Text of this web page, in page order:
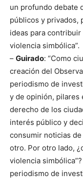
un profundo debate
públicos y privados,
ideas para
violencia simbólica”.
– Guirado: “Como
creación del
periodismo de
y de opinión, pilares
derecho de los
interés público y
consumir noticias
otro. Por otro lado,
violencia
periodismo de